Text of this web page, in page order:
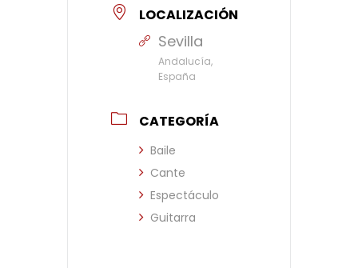
LOCALIZACIÓN
Sevilla
Andalucía,
España
CATEGORÍA
Baile
Cante
Espectáculo
Guitarra